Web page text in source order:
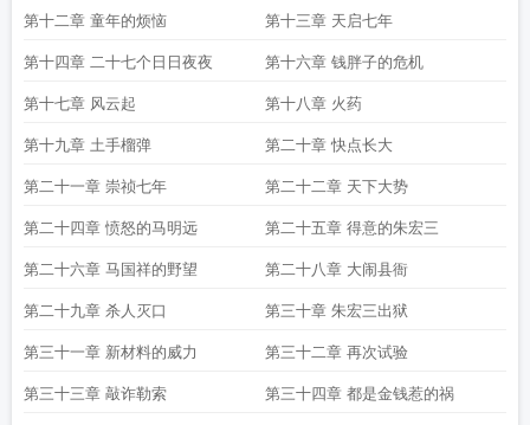
第十二章 童年的烦恼 第十三章 天启七年
第十四章 二十七个日日夜夜 第十六章 钱胖子的危机
第十七章 风云起 第十八章 火药
第十九章 土手榴弹 第二十章 快点长大
第二十一章 崇祯七年 第二十二章 天下大势
第二十四章 愤怒的马明远 第二十五章 得意的朱宏三
第二十六章 马国祥的野望 第二十八章 大闹县衙
第二十九章 杀人灭口 第三十章 朱宏三出狱
第三十一章 新材料的威力 第三十二章 再次试验
第三十三章 敲诈勒索 第三十四章 都是金钱惹的祸